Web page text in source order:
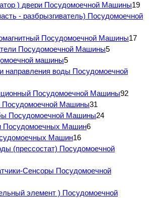
) двери Посудомоечной Машины19
- разбрызгиватель) Посудомоечной
Посудомоечной Машины17
Посудомоечной Машины5
машины5
направления воды Посудомоечной
Посудомоечной Машины92
Посудомоечной Машины31
Посудомоечной Машины24
Посудомоечных Машин6
Машин16
(прессостат) Посудомоечной
Сенсоры Посудомоечной
элемент ) Посудомоечной